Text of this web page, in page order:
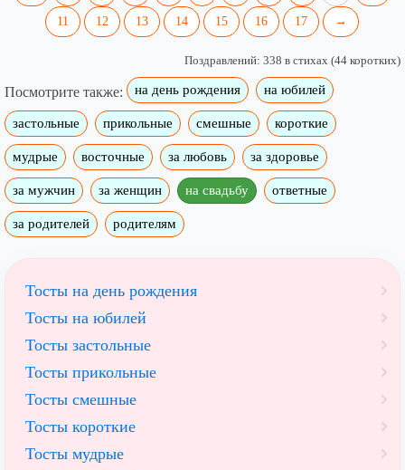
11 12 13 14 15 16 17 →
Поздравлений: 338 в стихах (44 коротких)
Посмотрите также: на день рождения на юбилей
застольные прикольные смешные короткие
мудрые восточные за любовь за здоровье
за мужчин за женщин на свадьбу ответные
за родителей родителям
Тосты на день рождения
Тосты на юбилей
Тосты застольные
Тосты прикольные
Тосты смешные
Тосты короткие
Тосты мудрые